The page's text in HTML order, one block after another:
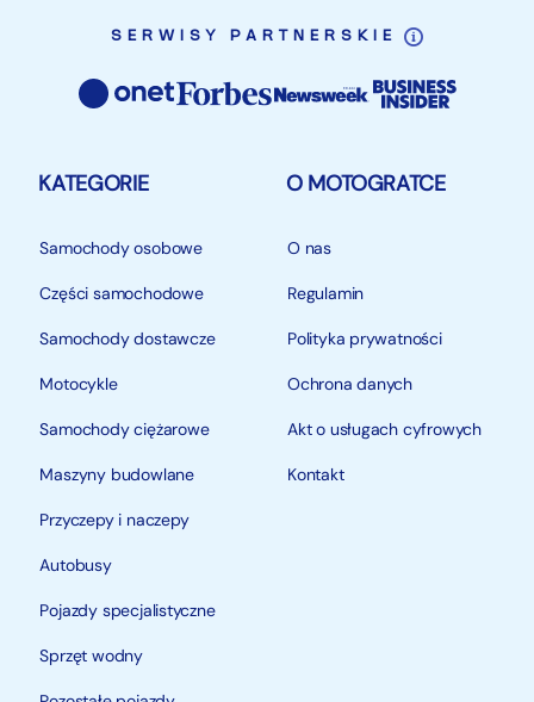
SERWISY PARTNERSKIE
KATEGORIE
Samochody osobowe
Części samochodowe
Samochody dostawcze
Motocykle
Samochody ciężarowe
Maszyny budowlane
Przyczepy i naczepy
Autobusy
Pojazdy specjalistyczne
Sprzęt wodny
O MOTOGRATCE
O nas
Regulamin
Polityka prywatności
Ochrona danych
Akt o usługach cyfrowych
Kontakt